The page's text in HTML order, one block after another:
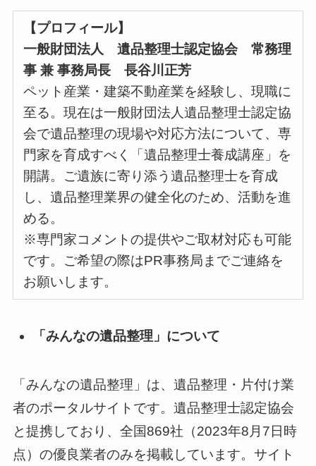
【プロフィール】
一般財団法人 遺品整理士認定協会 常務理
事 兼 事務局長 長谷川正芳
ペット産業・建築不動産業を経験し、現職に
至る。現在は一般財団法人遺品整理士認定協
会で遺品整理の現場や対応方法について、専
門家を育成すべく「遺品整理士養成講座」を
開講。ご遺族に寄り添う遺品整理士を育成
し、遺品整理業界の健全化のため、活動を進
める。
※専門家コメントの提供やご取材対応も可能
です。ご希望の際はPR事務局までご連絡を
お願いします。
「みんなの遺品整理」について
「みんなの遺品整理」は、遺品整理・片付け業
者のポータルサイトです。遺品整理士認定協会
と提携しており、全国869社（2023年8月7日時
点）の優良業者のみを掲載しています。サイト